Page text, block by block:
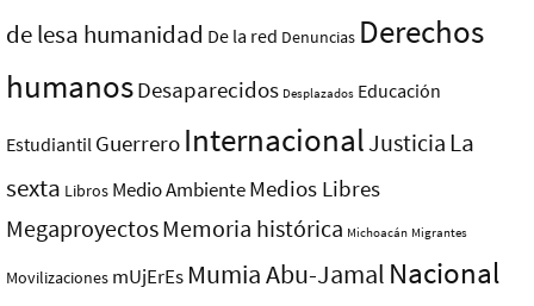
de lesa humanidad De la red Denuncias Derechos
humanosDesaparecidos Desplazados Educación
Estudiantil Guerrero InternacionalJusticia La
sexta Libros Medio AmbienteMedios Libres
MegaproyectosMemoria histórica Michoacán Migrantes
Movilizaciones mUjErEs Mumia Abu-Jamal Nacional